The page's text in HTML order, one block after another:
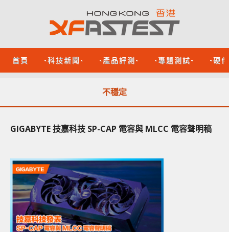
首頁 -科技新聞- -產品評測- -專題測試- -硬
不穩定
GIGABYTE 技嘉科技 SP-CAP 電容與 MLCC 電容聲明稿